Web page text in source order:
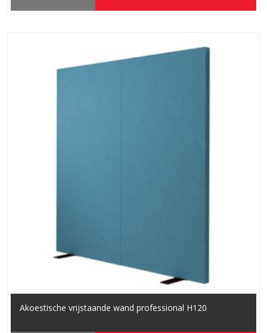
Akoestische vrijstaande wand professional H120